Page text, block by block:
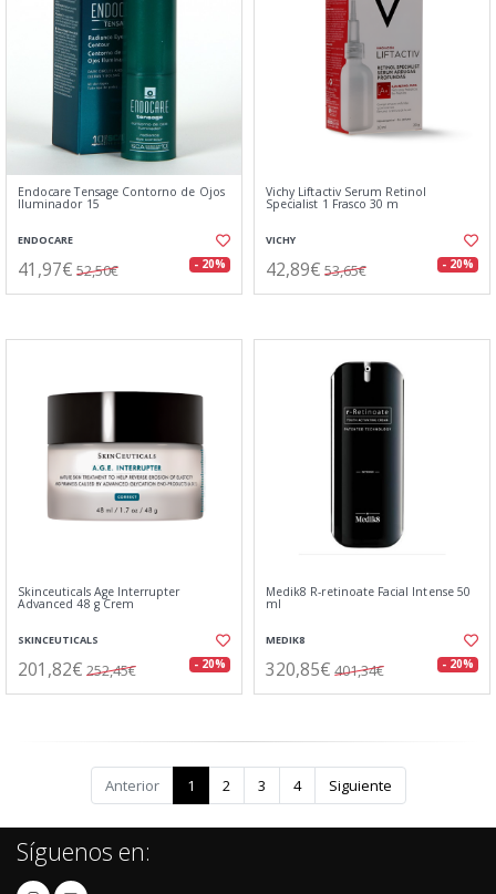
Endocare Tensage Contorno de Ojos
Iluminador 15
ENDOCARE
41,97€ 52,50€ - 20%
Vichy Liftactiv Serum Retinol
Specialist 1 Frasco 30 m
VICHY
42,89€ 53,65€ - 20%
Skinceuticals Age Interrupter
Advanced 48 g Crem
SKINCEUTICALS
201,82€ 252,45€ - 20%
Medik8 R-retinoate Facial Intense 50
ml
MEDIK8
320,85€ 401,34€ - 20%
Anterior 1 2 3 4 Siguiente
Síguenos en: